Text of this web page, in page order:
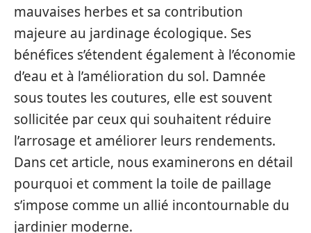
mauvaises herbes et sa contribution
majeure au jardinage écologique. Ses
bénéfices s’étendent également à l’économie
d’eau et à l’amélioration du sol. Damnée
sous toutes les coutures, elle est souvent
sollicitée par ceux qui souhaitent réduire
l’arrosage et améliorer leurs rendements.
Dans cet article, nous examinerons en détail
pourquoi et comment la toile de paillage
s’impose comme un allié incontournable du
jardinier moderne.